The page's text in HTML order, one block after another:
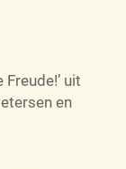
uit
en